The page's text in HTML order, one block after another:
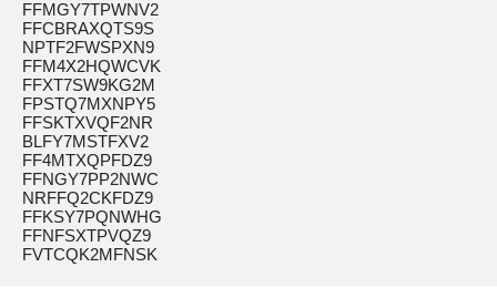
FFMGY7TPWNV2
FFCBRAXQTS9S
NPTF2FWSPXN9
FFM4X2HQWCVK
FFXT7SW9KG2M
FPSTQ7MXNPY5
FFSKTXVQF2NR
BLFY7MSTFXV2
FF4MTXQPFDZ9
FFNGY7PP2NWC
NRFFQ2CKFDZ9
FFKSY7PQNWHG
FFNFSXTPVQZ9
FVTCQK2MFNSK